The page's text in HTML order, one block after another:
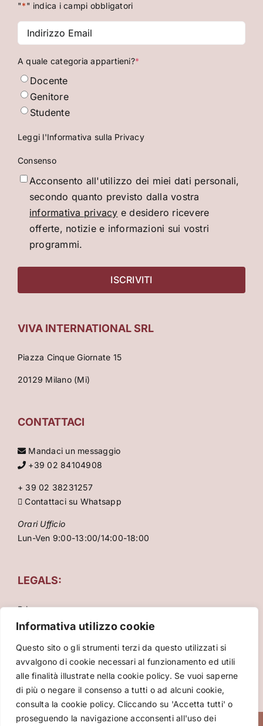
Informativa utilizzo cookie
Questo sito o gli strumenti terzi da questo utilizzati si
avvalgono di cookie necessari al funzionamento ed utili
alle finalità illustrate nella cookie policy. Se vuoi saperne
di più o negare il consenso a tutti o ad alcuni cookie,
consulta la cookie policy. Cliccando su 'Accetta tutti' o
proseguendo la navigazione acconsenti all'uso dei
"*" indica i campi obbligatori
Indirizzo
Email*
A quale categoria appartieni?*
Docente
Genitore
Studente
Leggi l'Informativa sulla Privacy
Consenso
Acconsento all'utilizzo dei miei dati personali,
secondo quanto previsto dalla vostra
informativa privacy e desidero ricevere
offerte, notizie e informazioni sui vostri
programmi.
VIVA INTERNATIONAL SRL
Piazza Cinque Giornate 15
20129 Milano (Mi)
CONTATTACI
Mandaci un messaggio
+39 02 84104908
+ 39 02 38231257
Contattaci su Whatsapp
Orari Ufficio
Lun-Ven 9:00-13:00/14:00-18:00
LEGALS:
Privacy
Condizioni Generali